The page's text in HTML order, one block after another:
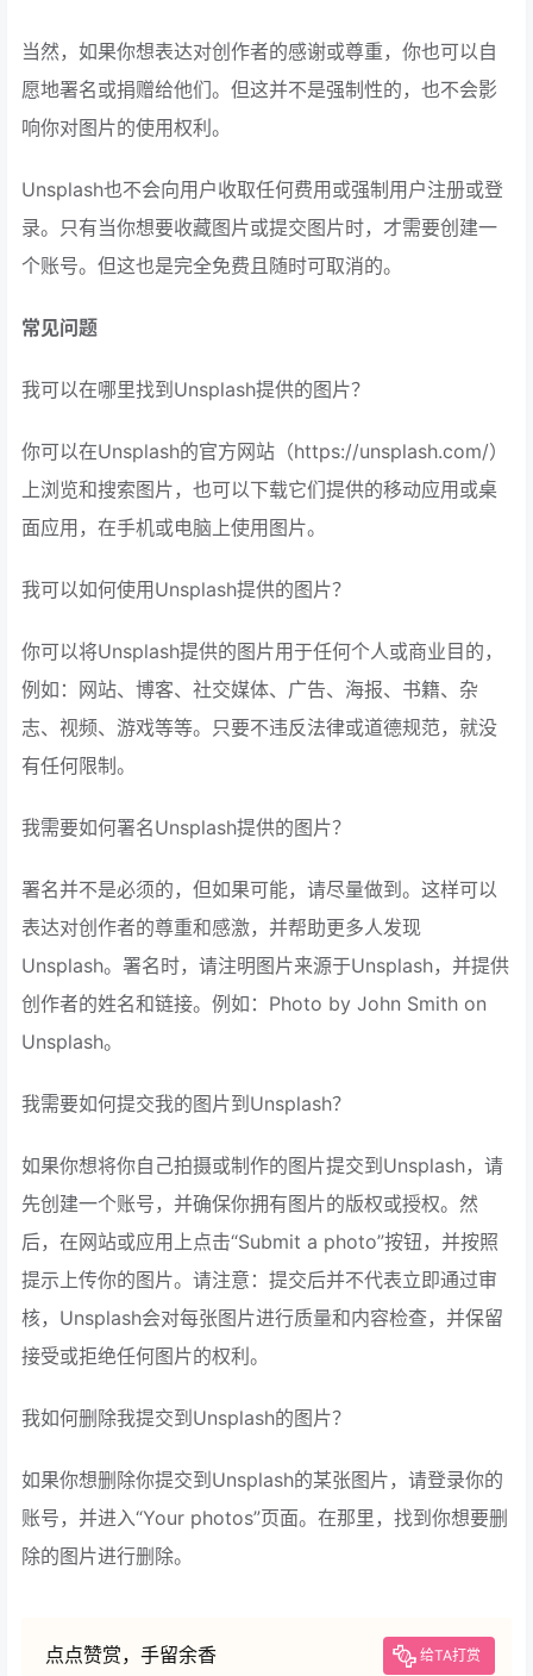
当然，如果你想表达对创作者的感谢或尊重，你也可以自
愿地署名或捐赠给他们。但这并不是强制性的，也不会影
响你对图片的使用权利。
Unsplash也不会向用户收取任何费用或强制用户注册或登
录。只有当你想要收藏图片或提交图片时，才需要创建一
个账号。但这也是完全免费且随时可取消的。
常见问题
我可以在哪里找到Unsplash提供的图片？
你可以在Unsplash的官方网站（https://unsplash.com/）
上浏览和搜索图片，也可以下载它们提供的移动应用或桌
面应用，在手机或电脑上使用图片。
我可以如何使用Unsplash提供的图片？
你可以将Unsplash提供的图片用于任何个人或商业目的，
例如：网站、博客、社交媒体、广告、海报、书籍、杂
志、视频、游戏等等。只要不违反法律或道德规范，就没
有任何限制。
我需要如何署名Unsplash提供的图片？
署名并不是必须的，但如果可能，请尽量做到。这样可以
表达对创作者的尊重和感激，并帮助更多人发现
Unsplash。署名时，请注明图片来源于Unsplash，并提供
创作者的姓名和链接。例如：Photo by John Smith on
Unsplash。
我需要如何提交我的图片到Unsplash？
如果你想将你自己拍摄或制作的图片提交到Unsplash，请
先创建一个账号，并确保你拥有图片的版权或授权。然
后，在网站或应用上点击“Submit a photo”按钮，并按照
提示上传你的图片。请注意：提交后并不代表立即通过审
核，Unsplash会对每张图片进行质量和内容检查，并保留
接受或拒绝任何图片的权利。
我如何删除我提交到Unsplash的图片？
如果你想删除你提交到Unsplash的某张图片，请登录你的
账号，并进入“Your photos”页面。在那里，找到你想要删
除的图片进行删除。
点点赞赏，手留余香 给TA打赏